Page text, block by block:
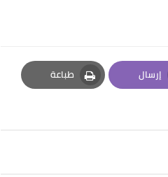
إرسال
Email
طباعة
Print